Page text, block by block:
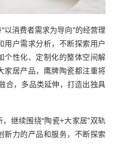
以消费者需求为导向”的经营理
用户需求分析，不断探索用户
个性化、定制化的整体空间解
家居产品，鹰牌陶瓷都注重将
合，多品类延伸，打造出独具
继续围绕“陶瓷+大家居”双轨
新力的产品和服务，不断探索